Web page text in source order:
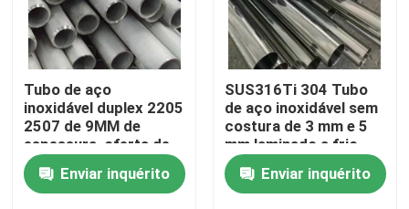
Tubulação redonda dos SS
Tubo de aço inoxidável
placa de alumínio da folha
Tubo de aço
inoxidável duplex 2205
2507 de 9MM de
espessura, oferta de
laminação a quente,
serviços de soldagem
e corte
Enviar inquérito
SUS316Ti 304 Tubo
de aço inoxidável sem
costura de 3 mm e 5
mm laminado a frio
com resistência à
oxidaçãoEnviar inquérito